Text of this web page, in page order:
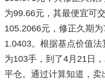
为99.66元，其最便宜可
105.2066元，修正久期
1.0403。根据基点价值
为103手，到了4月21日
平仓。通过计算知道，